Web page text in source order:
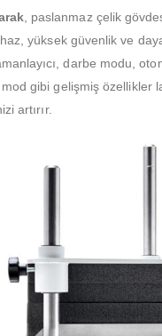
, paslanmaz çelik
yüksek güvenlik ve
darbe modu,
mod gibi gelişmiş özellikler
artırır.